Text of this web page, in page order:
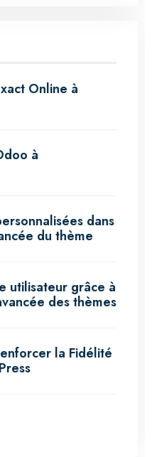
Online à
à
dans
du thème
utilisateur grâce à
des thèmes
la Fidélité